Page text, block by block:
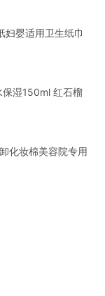
婴适用卫生纸巾
湿150ml 红石榴
化妆棉美容院专用